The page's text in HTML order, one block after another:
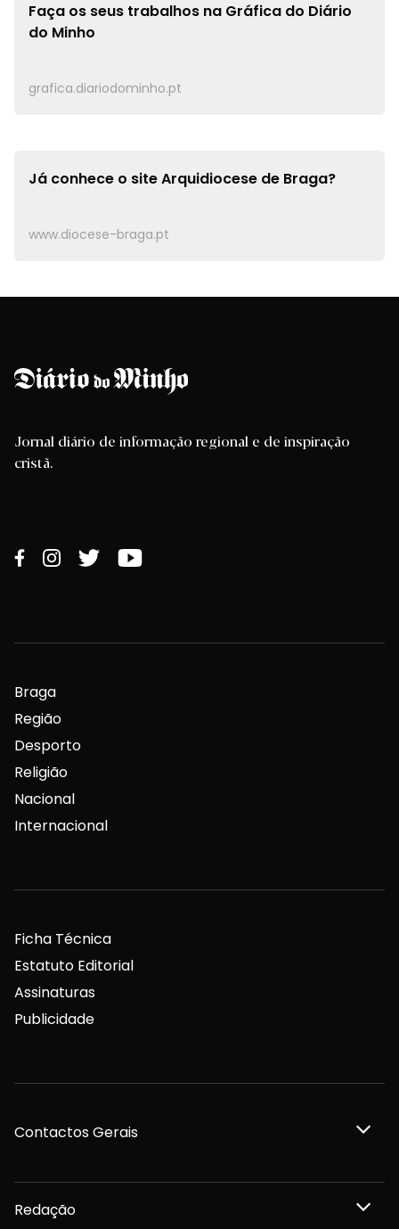
Faça os seus trabalhos na Gráfica do Diário
do Minho
grafica.diariodominho.pt
Já conhece o siteArquidiocese de Braga?
www.diocese-braga.pt
Jornal diário de informação regional e de inspiração
cristã.
Braga
Região
Desporto
Religião
Nacional
Internacional
Ficha Técnica
Estatuto Editorial
Assinaturas
Publicidade
Contactos Gerais
Redação